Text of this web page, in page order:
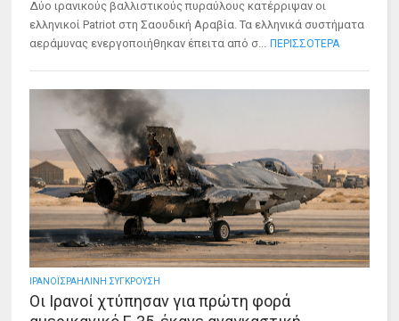
Δύο ιρανικούς βαλλιστικούς πυραύλους κατέρριψαν οι
ελληνικοί Patriot στη Σαουδική Αραβία. Τα ελληνικά συστήματα
αεράμυνας ενεργοποιήθηκαν έπειτα από σ... ΠΕΡΙΣΣΟΤΕΡΑ
ΙΡΑΝΟΪΣΡΑΗΛΙΝΗ ΣΥΓΚΡΟΥΣΗ
Οι Ιρανοί χτύπησαν για πρώτη φορά